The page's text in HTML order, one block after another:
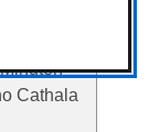
Cathala